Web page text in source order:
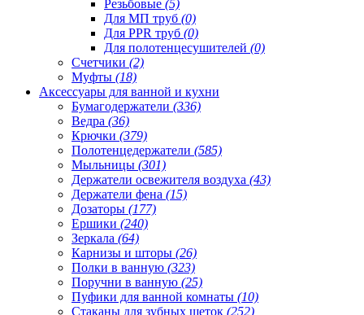
Резьбовые (5)
Для МП труб (0)
Для PPR труб (0)
Для полотенцесушителей (0)
Счетчики (2)
Муфты (18)
Аксессуары для ванной и кухни
Бумагодержатели (336)
Ведра (36)
Крючки (379)
Полотенцедержатели (585)
Мыльницы (301)
Держатели освежителя воздуха (43)
Держатели фена (15)
Дозаторы (177)
Ершики (240)
Зеркала (64)
Карнизы и шторы (26)
Полки в ванную (323)
Поручни в ванную (25)
Пуфики для ванной комнаты (10)
Стаканы для зубных щеток (252)